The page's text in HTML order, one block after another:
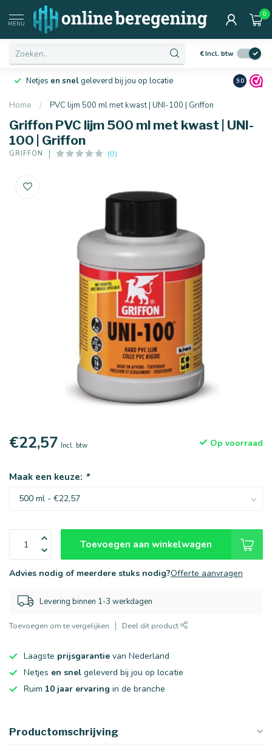
MENU
0
€Incl. btw
Netjes en snelgeleverd bij jou op locatie Ruim10
9.0
Home / PVC lijm 500 ml met kwast | UNI-100 | Griffon
Griffon PVC lijm 500 ml met kwast | UNI-
100 | Griffon
GRIFFON (0)
€22,57 Incl. btw Op voorraad
Maak een keuze: *
Toevoegen aan winkelwagen
Advies nodig of meerdere stuks nodig?Offerte aanvragen
Levering binnen 1-3 werkdagen
Toevoegen om te vergelijken Deel dit product
Laagste prijsgarantie van Nederland
Netjes en snel geleverd bij jou op locatie
Ruim 10 jaar ervaring in de branche
Productomschrijving